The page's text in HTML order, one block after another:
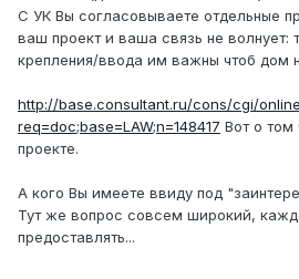
С УК Вы согласовываете отдельные
ваш проект и ваша связь не волнует:
крепления/ввода им важны чтоб дом
http://base.consultant.ru/cons/cgi/
req=doc;base=LAW;n=148417 Вот о том
проекте.
А кого Вы имеете ввиду под
Тут же вопрос совсем широкий,
предоставлять...